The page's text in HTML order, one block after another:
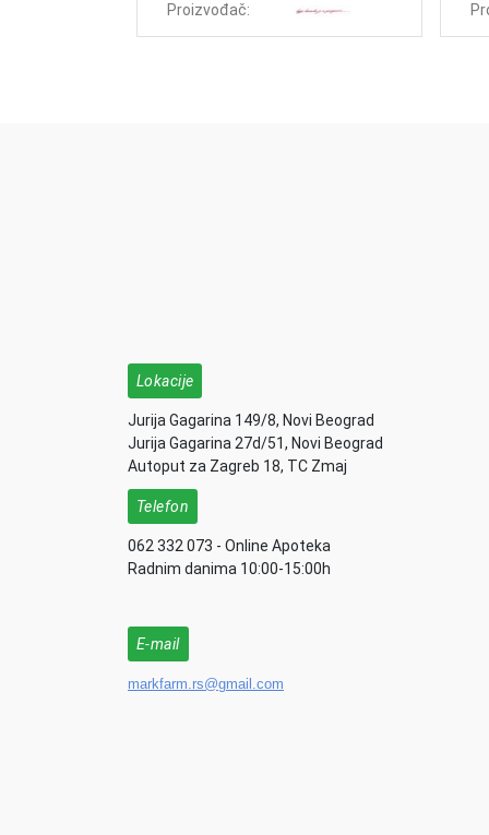
Proizvođač:
Lokacije
Jurija Gagarina 149/8, Novi Beograd
Jurija Gagarina 27d/51, Novi Beograd
Autoput za Zagreb 18, TC Zmaj
Telefon
062 332 073 - Online Apoteka
Radnim danima 10:00-15:00h
E-mail
markfarm.rs@gmail.com